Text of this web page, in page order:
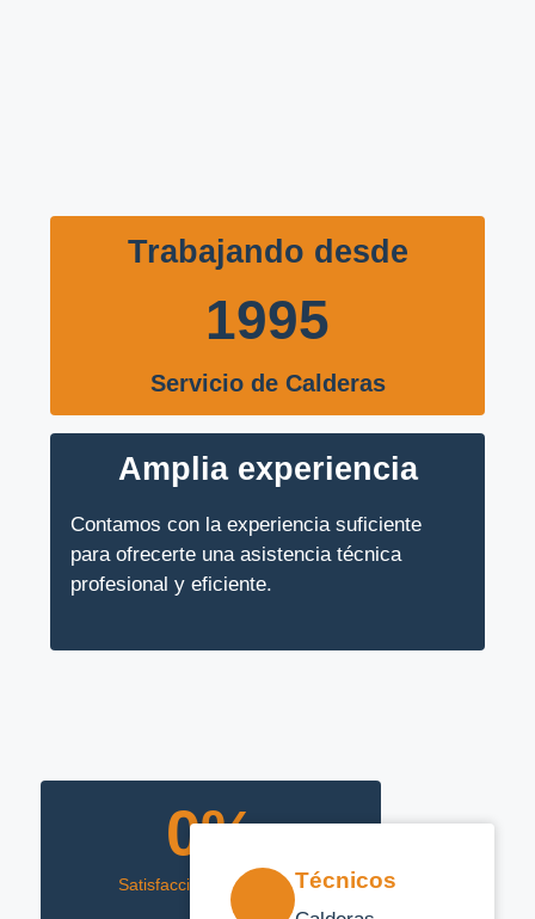
Trabajando desde
1995
Servicio de Calderas
Amplia experiencia
Contamos con la experiencia suficiente
para ofrecerte una asistencia técnica
profesional y eficiente.
Satisfacción garantizada
0%
Técnicos